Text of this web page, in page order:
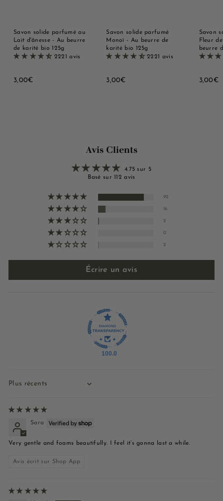
Savon solide parfumé au
Lait d'ânesse - Au beurre
de karité bio 125g
2221 avis
3,00€3
Savon solide parfumé
Monoï - Au beurre de
karité bio 125g
2221 avis
3,00€3
Savon
Fleur
beurre
3,00€3
Avis Clients
4.75 sur 5
Basé sur 112 avis
92
16
2
0
2
Écrire un avis
100.0
Sort by
Sara
Very gentle and foams beautifully. I feel it’s gonna last a while.
Avis écrit sur Shop App